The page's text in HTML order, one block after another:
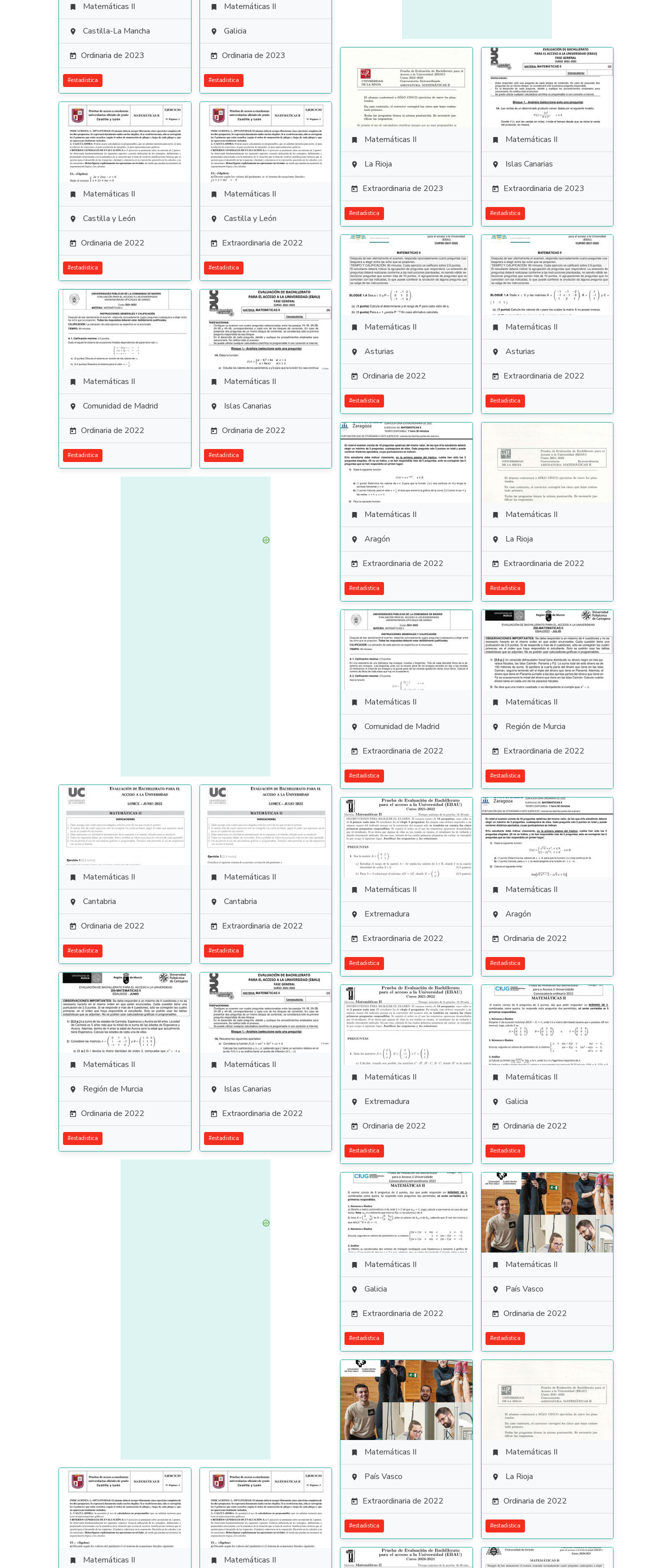
 Matemáticas II
 Castilla-La Mancha
 Ordinaria de 2023
#estadistica
 Matemáticas II
 Galicia
 Ordinaria de 2023
#estadistica
 Matemáticas II
 La Rioja
 Extraordinaria de 2023
#estadistica
 Matemáticas II
 Islas Canarias
 Extraordinaria de 2023
#estadistica
 Matemáticas II
 Castilla y León
 Ordinaria de 2022
#estadistica
 Matemáticas II
 Castilla y León
 Extraordinaria de 2022
#estadistica
 Matemáticas II
 Asturias
 Ordinaria de 2022
#estadistica
 Matemáticas II
 Asturias
 Extraordinaria de 2022
#estadistica
 Matemáticas II
 Comunidad de Madrid
 Ordinaria de 2022
#estadistica
 Matemáticas II
 Islas Canarias
 Ordinaria de 2022
#estadistica
 Matemáticas II
 Aragón
 Extraordinaria de 2022
#estadistica
 Matemáticas II
 La Rioja
 Extraordinaria de 2022
#estadistica
 Matemáticas II
 Comunidad de Madrid
 Extraordinaria de 2022
#estadistica
 Matemáticas II
 Región de Murcia
 Extraordinaria de 2022
#estadistica
 Matemáticas II
 Cantabria
 Ordinaria de 2022
#estadistica
 Matemáticas II
 Cantabria
 Extraordinaria de 2022
#estadistica
 Matemáticas II
 Extremadura
 Extraordinaria de 2022
#estadistica
 Matemáticas II
 Aragón
 Ordinaria de 2022
#estadistica
 Matemáticas II
 Región de Murcia
 Ordinaria de 2022
#estadistica
 Matemáticas II
 Islas Canarias
 Extraordinaria de 2022
#estadistica
 Matemáticas II
 Extremadura
 Ordinaria de 2022
#estadistica
 Matemáticas II
 Galicia
 Ordinaria de 2022
#estadistica
 Matemáticas II
 Galicia
 Extraordinaria de 2022
#estadistica
 Matemáticas II
 País Vasco
 Ordinaria de 2022
#estadistica
 Matemáticas II
 País Vasco
 Extraordinaria de 2022
#estadistica
 Matemáticas II
 La Rioja
 Ordinaria de 2022
#estadistica
 Matemáticas II  Matemáticas II